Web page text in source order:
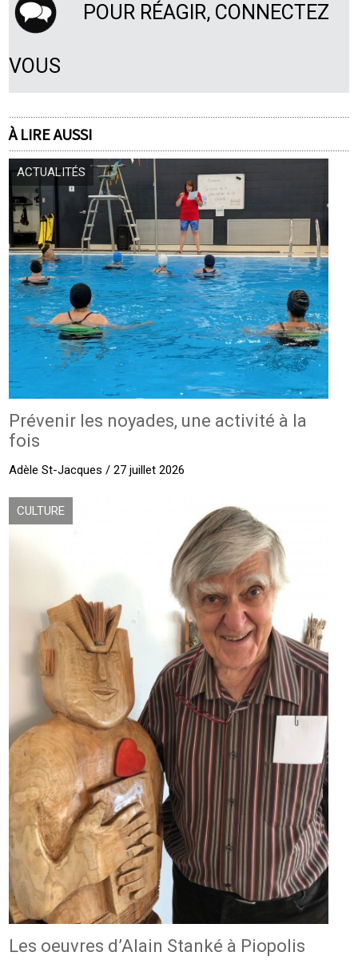
POUR RÉAGIR, CONNECTEZ
VOUS
À LIRE AUSSI
ACTUALITÉS
Prévenir les noyades, une activité à la
fois
Adèle St-Jacques / 27 juillet 2026
CULTURE
Les oeuvres d’Alain Stanké à Piopolis